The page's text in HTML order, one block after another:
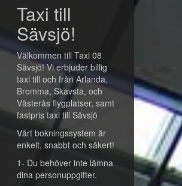
Taxi till
Sävsjö!
Välkommen till Taxi 08
Sävsjö! Vi erbjuder billig
taxi till och från Arlanda,
Bromma, Skavsta, och
Västerås flygplatser, samt
fastpris taxi till Sävsjö
Vårt bokningssystem är
enkelt, snabbt och säkert!
1- Du behöver inte lämna
dina personuppgifter.